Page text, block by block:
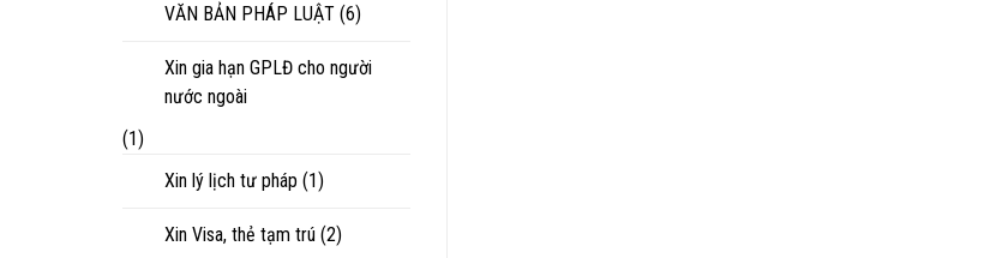
VĂN BẢN PHÁP LUẬT (6)
Xin gia hạn GPLĐ cho người
nước ngoài
(1)
Xin lý lịch tư pháp (1)
Xin Visa, thẻ tạm trú (2)